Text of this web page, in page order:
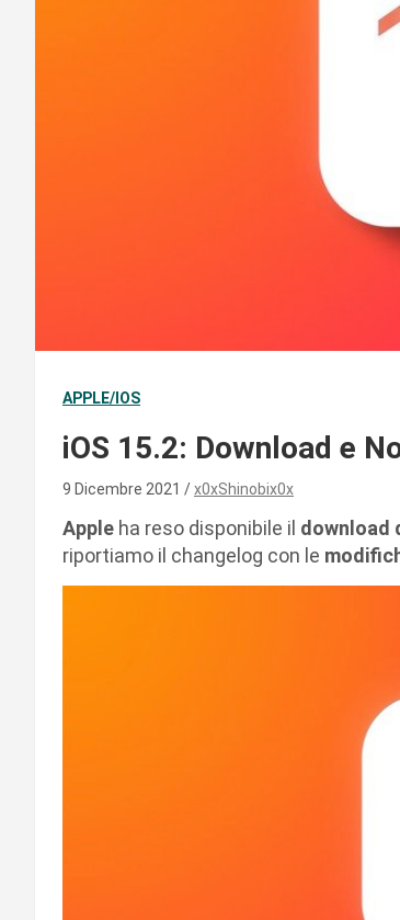
APPLE/IOS
iOS 15.2: Download e
9 Dicembre 2021 x0xShinobix0x
Apple ha reso disponibile il download
riportiamo il changelog con le